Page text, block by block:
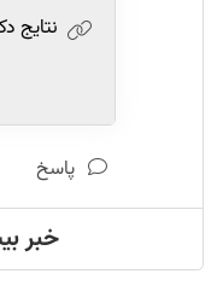
نتایج دکتری 1401 چه
پاسخ
خبر